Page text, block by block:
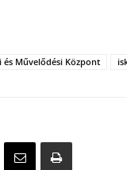
és Művelődési Központ